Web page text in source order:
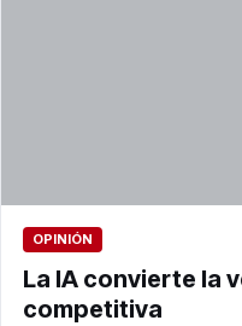
OPINIÓN
La IA convierte la
competitiva